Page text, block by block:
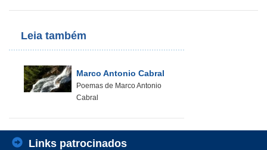
Leia também
Marco Antonio Cabral
Poemas de Marco Antonio
Cabral
Links patrocinados